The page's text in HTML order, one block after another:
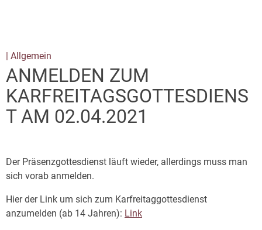
| Allgemein
ANMELDEN ZUM
KARFREITAGSGOTTESDIENS
T AM 02.04.2021
Der Präsenzgottesdienst läuft wieder, allerdings muss man
sich vorab anmelden.
Hier der Link um sich zum Karfreitaggottesdienst
anzumelden (ab 14 Jahren): Link